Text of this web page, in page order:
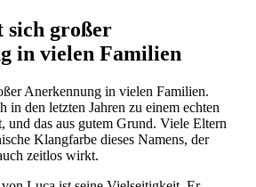
sich großer
in vielen Familien
Anerkennung in vielen Familien.
in den letzten Jahren zu einem echten
und das aus gutem Grund. Viele Eltern
Klangfarbe dieses Namens, der
zeitlos wirkt.